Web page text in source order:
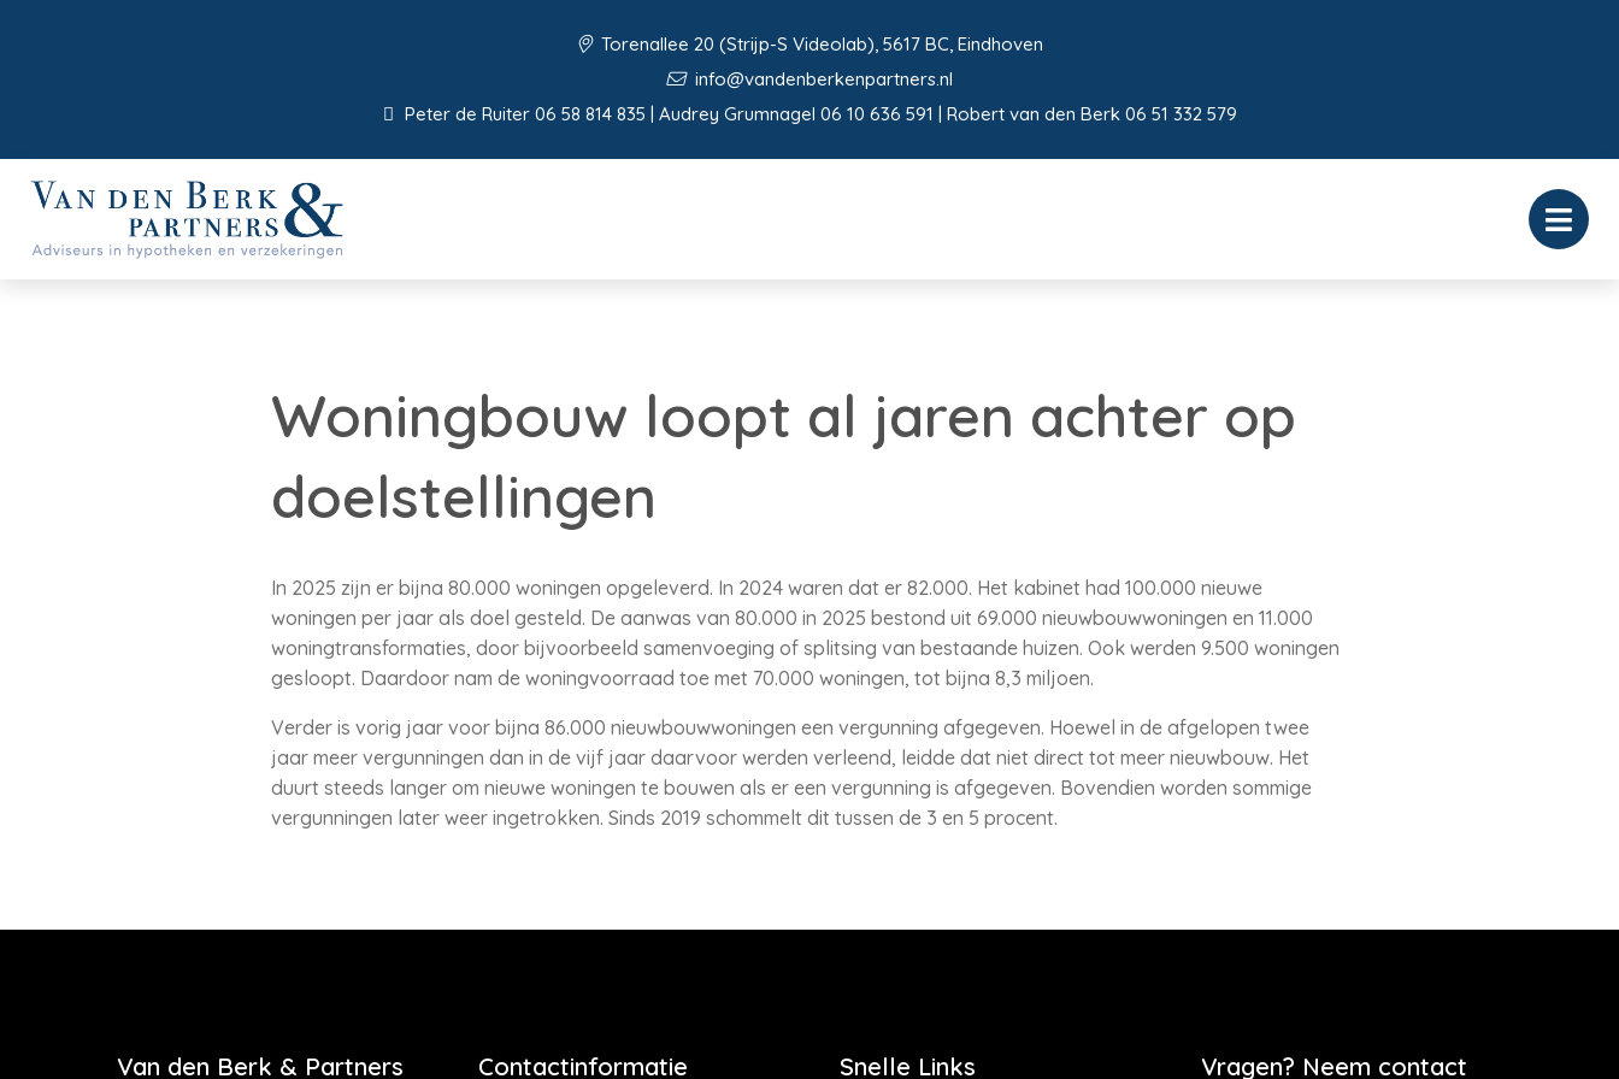
Torenallee 20 (Strijp-S Videolab), 5617 BC, Eindhoven
info@vandenberkenpartners.nl
Peter de Ruiter 06 58 814 835 | Audrey Grumnagel 06 10 636 591 | Robert van den Berk 06 51 332 579
Woningbouw loopt al jaren achter op
doelstellingen
In 2025 zijn er bijna 80.000 woningen opgeleverd. In 2024 waren dat er 82.000. Het kabinet had 100.000 nieuwe
woningen per jaar als doel gesteld. De aanwas van 80.000 in 2025 bestond uit 69.000 nieuwbouwwoningen en 11.000
woningtransformaties, door bijvoorbeeld samenvoeging of splitsing van bestaande huizen. Ook werden 9.500 woningen
gesloopt. Daardoor nam de woningvoorraad toe met 70.000 woningen, tot bijna 8,3 miljoen.
Verder is vorig jaar voor bijna 86.000 nieuwbouwwoningen een vergunning afgegeven. Hoewel in de afgelopen twee
jaar meer vergunningen dan in de vijf jaar daarvoor werden verleend, leidde dat niet direct tot meer nieuwbouw. Het
duurt steeds langer om nieuwe woningen te bouwen als er een vergunning is afgegeven. Bovendien worden sommige
vergunningen later weer ingetrokken. Sinds 2019 schommelt dit tussen de 3 en 5 procent.
Van den Berk & Partners Contactinformatie Snelle Links Vragen? Neem contact